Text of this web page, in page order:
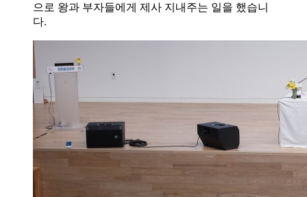
으로 왕과 부자들에게 제사 지내주는 일을 했습니
다.